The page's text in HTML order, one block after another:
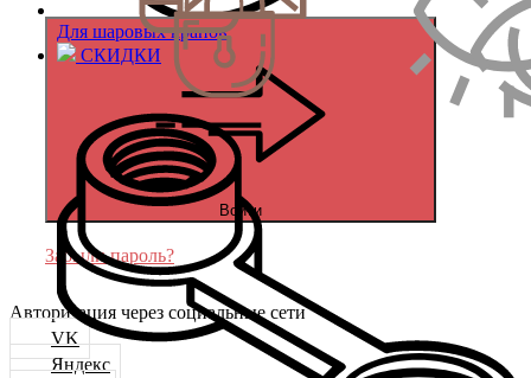
Для шаровых кранов
СКИДКИ
Войти
Забыли пароль?
Авторизация через социальные сети
VK
Яндекс